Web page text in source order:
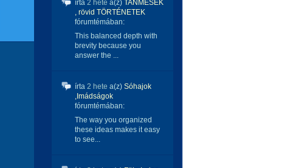
írta 2 hete a(z) TANMESÉK
, rövid TÖRTÉNETEK
fórumtémában:
This balanced depth with
brevity because you
answer the ...
írta 2 hete a(z) Sóhajok
,Imádságok
fórumtémában:
The way you organized
these ideas makes it easy
to see...